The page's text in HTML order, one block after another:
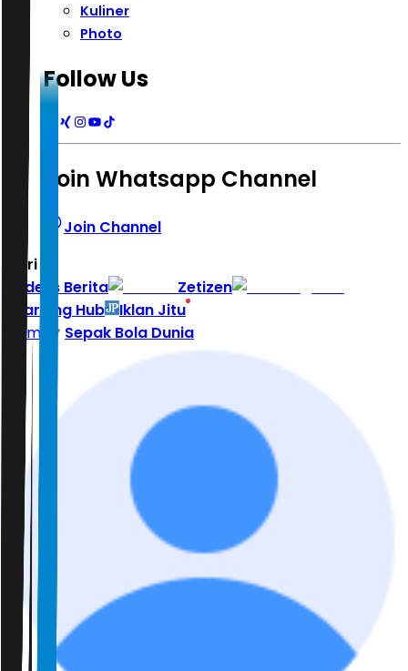
Kuliner
Photo
Follow Us
Join Whatsapp Channel
Join Channel
Hari ini
Indeks Berita
Zetizen
Learning Hub
Iklan Jitu
Home
Sepak Bola Dunia